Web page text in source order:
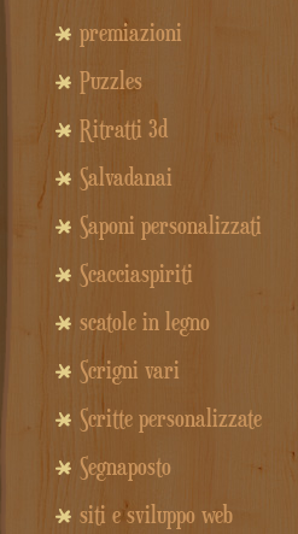
premiazioni
Puzzles
Ritratti 3d
Salvadanai
Saponi personalizzati
Scacciaspiriti
scatole in legno
Scrigni vari
Scritte personalizzate
Segnaposto
siti e sviluppo web